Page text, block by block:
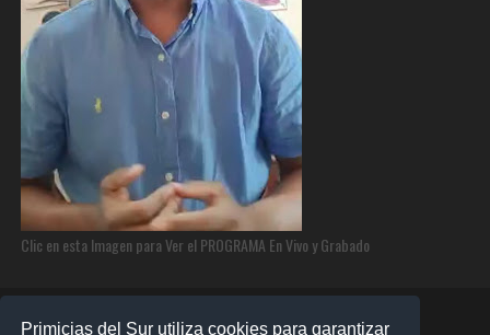
Primicias del Sur utiliza cookies para garantizar
Clic en esta Imagen para Ver el PROGRAMA En Vivo y Grabado